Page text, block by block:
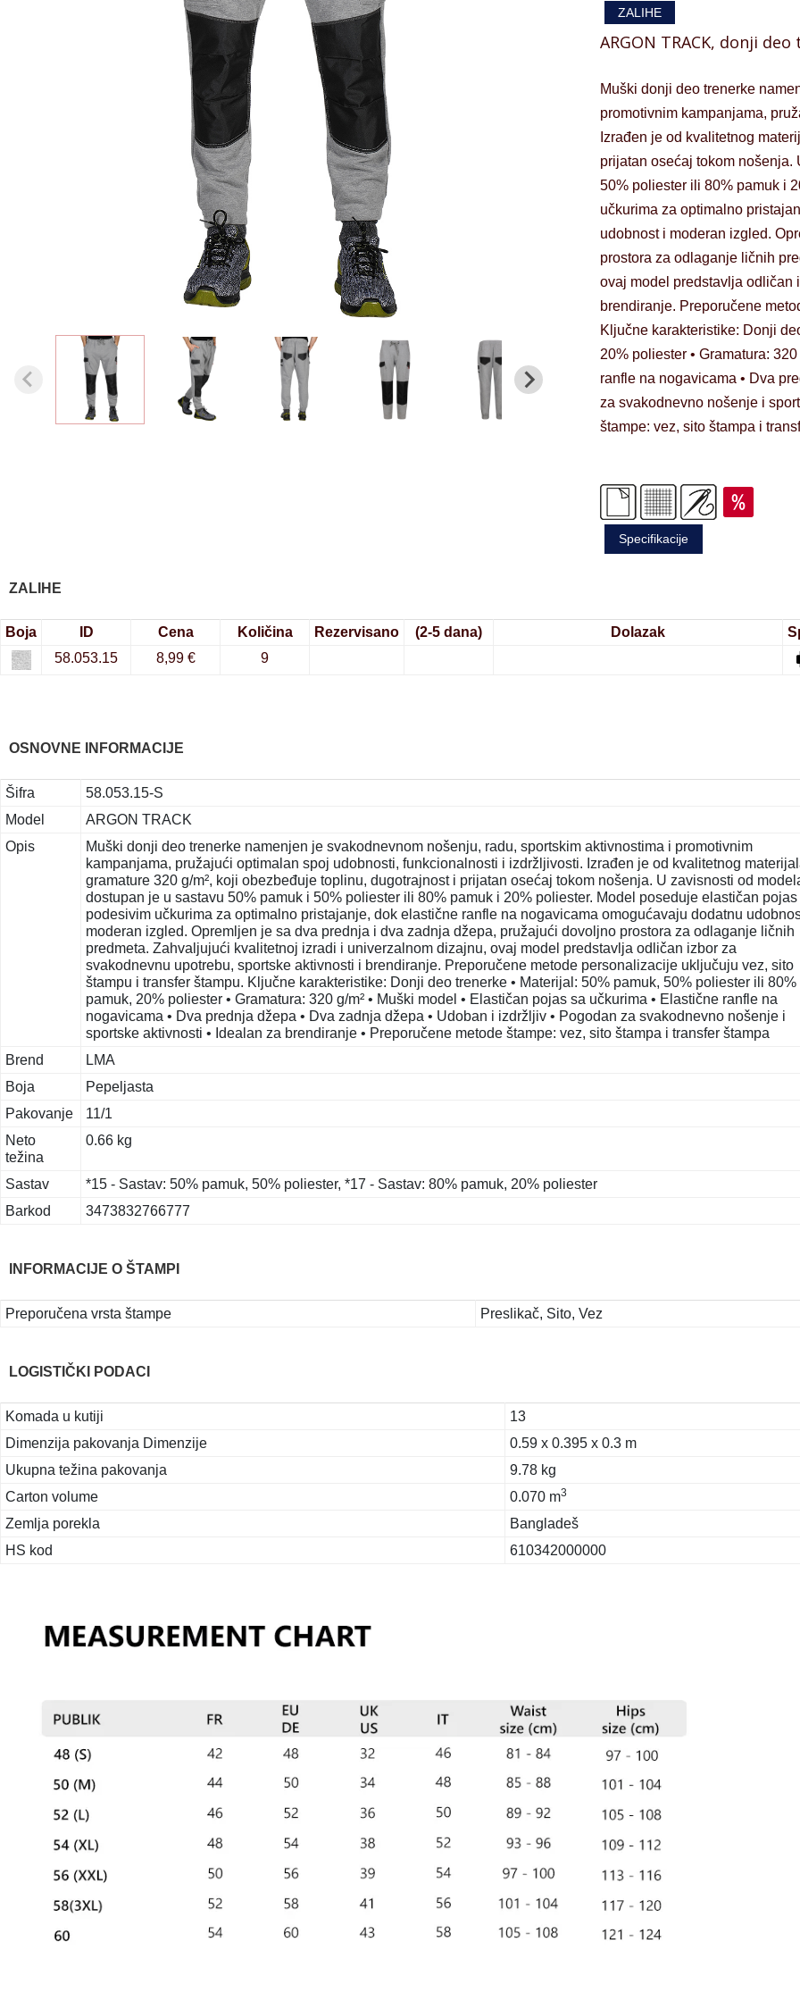
ZALIHE
ARGON TRACK, donji
Muški donji deo trenerke
promotivnim kampanjama,
Izrađen je od kvalitetnog
prijatan osećaj tokom nošenja.
50% poliester ili 80% pamuk i
učkurima za optimalno
udobnost i moderan izgled.
prostora za odlaganje ličnih
ovaj model predstavlja odličan
brendiranje. Preporučene
Ključne karakteristike: Donji
20% poliester • Gramatura:
ranfle na nogavicama • Dva
za svakodnevno nošenje i
štampe: vez, sito štampa i
Specifikacije
ZALIHE
Boja ID Cena Količina Rezervisano (2-5 dana) Dolazak
58.053.15
8,99 € 9
OSNOVNE INFORMACIJE
Šifra
58.053.15-S
Model
ARGON TRACK
Opis
Muški donji deo trenerke namenjen je svakodnevnom nošenju, radu, sportskim aktivnostima i promotivnim
kampanjama, pružajući optimalan spoj udobnosti, funkcionalnosti i izdržljivosti. Izrađen je od kvalitetnog
gramature 320 g/m², koji obezbeđuje toplinu, dugotrajnost i prijatan osećaj tokom nošenja. U zavisnosti od
dostupan je u sastavu 50% pamuk i 50% poliester ili 80% pamuk i 20% poliester. Model poseduje elastičan pojas
podesivim učkurima za optimalno pristajanje, dok elastične ranfle na nogavicama omogućavaju dodatnu
moderan izgled. Opremljen je sa dva prednja i dva zadnja džepa, pružajući dovoljno prostora za odlaganje ličnih
predmeta. Zahvaljujući kvalitetnoj izradi i univerzalnom dizajnu, ovaj model predstavlja odličan izbor za
svakodnevnu upotrebu, sportske aktivnosti i brendiranje. Preporučene metode personalizacije uključuju vez, sito
štampu i transfer štampu. Ključne karakteristike: Donji deo trenerke • Materijal: 50% pamuk, 50% poliester ili 80%
pamuk, 20% poliester • Gramatura: 320 g/m² • Muški model • Elastičan pojas sa učkurima • Elastične ranfle na
nogavicama • Dva prednja džepa • Dva zadnja džepa • Udoban i izdržljiv • Pogodan za svakodnevno nošenje i
sportske aktivnosti • Idealan za brendiranje • Preporučene metode štampe: vez, sito štampa i transfer štampa
Brend
LMA
Boja
Pepeljasta
Pakovanje
11/1
Neto
težina
0.66 kg
Sastav
*15 - Sastav: 50% pamuk, 50% poliester, *17 - Sastav: 80% pamuk, 20% poliester
Barkod
3473832766777
INFORMACIJE O ŠTAMPI
Preporučena vrsta štampe Preslikač, Sito, Vez
LOGISTIČKI PODACI
Komada u kutiji
13
Dimenzija pakovanja Dimenzije
0.59 x 0.395 x 0.3 m
Ukupna težina pakovanja
9.78 kg
Carton volume
0.070 m3
Zemlja porekla
Bangladeš
HS kod
610342000000